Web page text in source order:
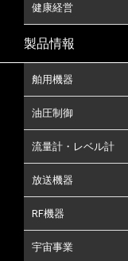
健康経営
製品情報
舶用機器
油圧制御
流量計・レベル計
放送機器
RF機器
宇宙事業